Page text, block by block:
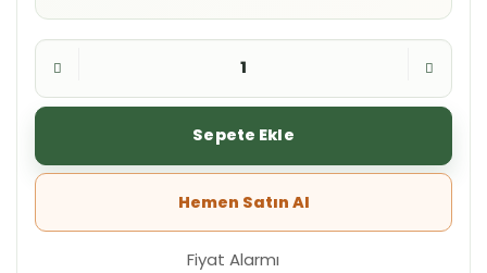
Sepete Ekle
Hemen Satın Al
Fiyat Alarmı